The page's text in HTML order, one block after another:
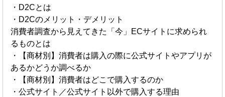
・D2Cとは
・D2Cのメリット・デメリット
消費者調査から見えてきた「今」ECサイトに求められ
るものとは
・【商材別】消費者は購入の際に公式サイトやアプリが
あるかどうか調べるか
・【商材別】消費者はどこで購入するのか
・公式サイト／公式サイト以外で購入する理由